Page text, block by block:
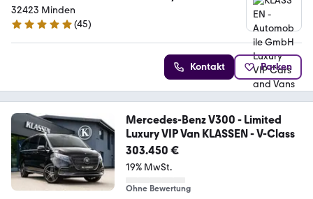
Vans
32423 Minden
5 Sterne
(45)
Kontakt Parken
Mercedes-Benz V300 - Limited
Luxury VIP Van KLASSEN - V-Class
303.450 €
19% MwSt.
Ohne Bewertung